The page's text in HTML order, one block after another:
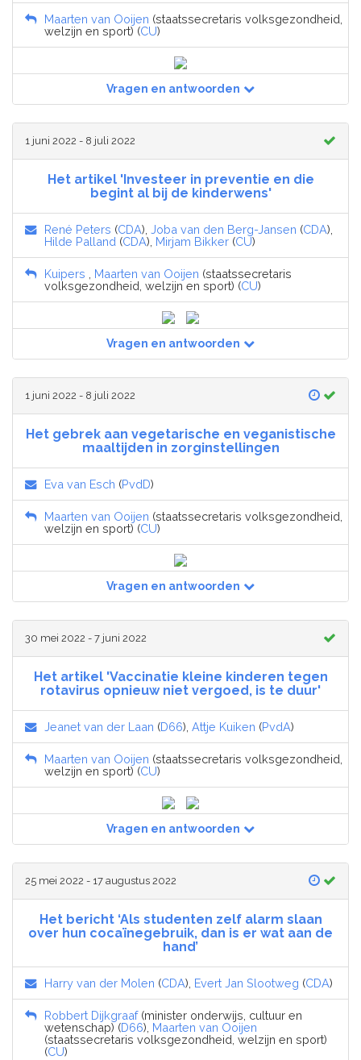
Maarten van Ooijen (staatssecretaris volksgezondheid,
welzijn en sport) (CU)
Vragen en antwoorden
1 juni 2022 - 8 juli 2022
Het artikel 'Investeer in preventie en die
begint al bij de kinderwens'
René Peters (CDA), Joba van den Berg-Jansen (CDA),
Hilde Palland (CDA), Mirjam Bikker (CU)
Kuipers Maarten van Ooijen (staatssecretaris
volksgezondheid, welzijn en sport) (CU)
Vragen en antwoorden
1 juni 2022 - 8 juli 2022
Het gebrek aan vegetarische en veganistische
maaltijden in zorginstellingen
Eva van Esch (PvdD)
Maarten van Ooijen (staatssecretaris volksgezondheid,
welzijn en sport) (CU)
Vragen en antwoorden
30 mei 2022 - 7 juni 2022
Het artikel 'Vaccinatie kleine kinderen tegen
rotavirus opnieuw niet vergoed, is te duur'
Jeanet van der Laan (D66), Attje Kuiken (PvdA)
Maarten van Ooijen (staatssecretaris volksgezondheid,
welzijn en sport) (CU)
Vragen en antwoorden
25 mei 2022 - 17 augustus 2022
Het bericht ‘Als studenten zelf alarm slaan
over hun cocaïnegebruik, dan is er wat aan de
hand’
Harry van der Molen (CDA), Evert Jan Slootweg (CDA)
Robbert Dijkgraaf(minister onderwijs, cultuur en
wetenschap) (D66), Maarten van Ooijen
(staatssecretaris volksgezondheid, welzijn en sport)
(CU)